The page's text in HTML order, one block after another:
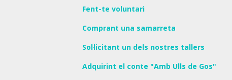
Fent-te voluntari
Comprant una samarreta
Sol·licitant un dels nostres tallers
Adquirint el conte "Amb Ulls de Gos"